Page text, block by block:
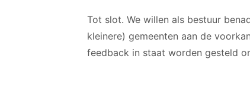
Tot slot. We willen als bestuur
kleinere) gemeenten aan de
feedback in staat worden gesteld